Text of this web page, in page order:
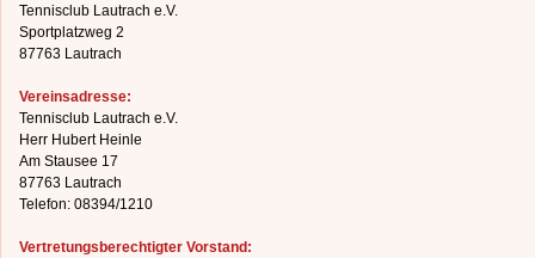
Tennisclub Lautrach e.V.
Sportplatzweg 2
87763 Lautrach
Vereinsadresse:
Tennisclub Lautrach e.V.
Herr Hubert Heinle
Am Stausee 17
87763 Lautrach
Telefon: 08394/1210
Vertretungsberechtigter Vorstand: